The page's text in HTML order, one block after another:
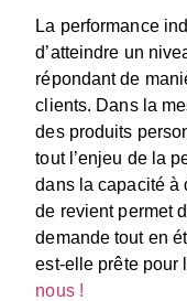
La performance
d’atteindre un
répondant de
clients. Dans la
des produits
tout l’enjeu de la
dans la capacité à
de revient permet
demande tout en
est-elle prête pour
nous !